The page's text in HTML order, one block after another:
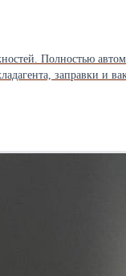
Полностью
заправки и
жидкости.